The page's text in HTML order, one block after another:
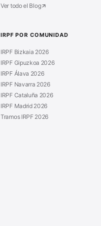
Ver todo el Blog
IRPF POR COMUNIDAD
IRPF Bizkaia 2026
IRPF Gipuzkoa 2026
IRPF Álava 2026
IRPF Navarra 2026
IRPF Cataluña 2026
IRPF Madrid 2026
Tramos IRPF 2026